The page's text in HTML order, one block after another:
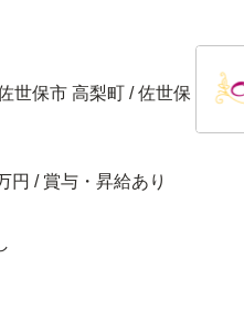
世保市 高梨町 / 佐世保
円 / 賞与・昇給あり